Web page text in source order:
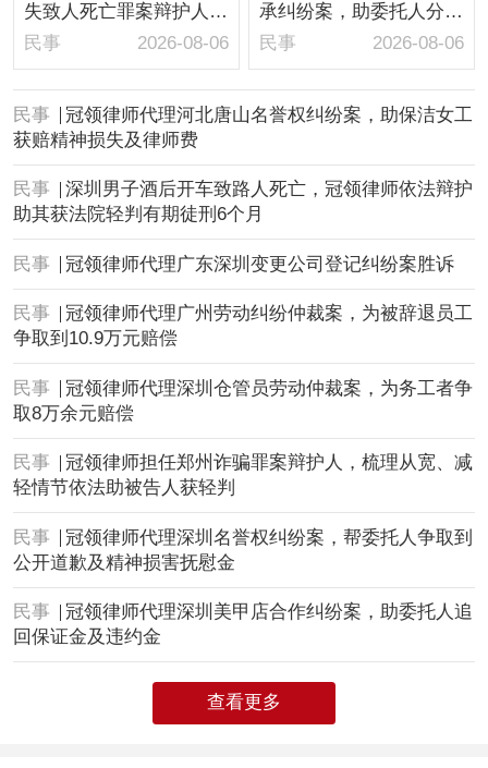
失致人死亡罪案辩护人，
依法辩护助嫌疑人取保候
民事 2026-08-06
承纠纷案，助委托人分得
房屋1/10继承份额
民事 2026-08-06
民事
冠领律师代理河北唐山名誉权纠纷案，助保洁女工
获赔精神损失及律师费
民事
深圳男子酒后开车致路人死亡，冠领律师依法辩护
助其获法院轻判有期徒刑6个月
民事 冠领律师代理广东深圳变更公司登记纠纷案胜诉
民事
冠领律师代理广州劳动纠纷仲裁案，为被辞退员工
争取到10.9万元赔偿
民事
冠领律师代理深圳仓管员劳动仲裁案，为务工者争
取8万余元赔偿
民事
冠领律师担任郑州诈骗罪案辩护人，梳理从宽、减
轻情节依法助被告人获轻判
民事
冠领律师代理深圳名誉权纠纷案，帮委托人争取到
公开道歉及精神损害抚慰金
民事
冠领律师代理深圳美甲店合作纠纷案，助委托人追
回保证金及违约金
查看更多